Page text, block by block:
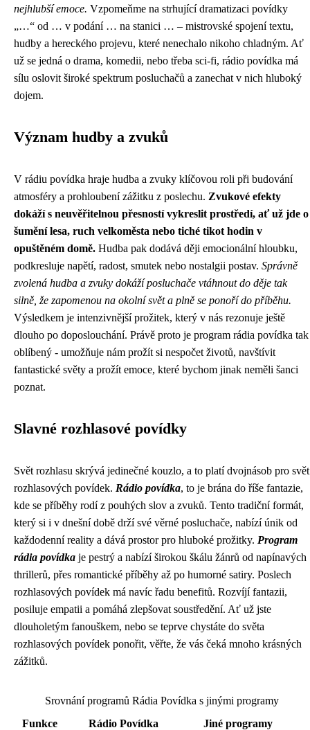
nejhlubší emoce. Vzpomeňme na strhující dramatizaci povídky
„…“ od … v podání … na stanici … – mistrovské spojení textu,
hudby a hereckého projevu, které nenechalo nikoho chladným. Ať
už se jedná o drama, komedii, nebo třeba sci-fi, rádio povídka má
sílu oslovit široké spektrum posluchačů a zanechat v nich hluboký
dojem.
Význam hudby a zvuků
V rádiu povídka hraje hudba a zvuky klíčovou roli při budování
atmosféry a prohloubení zážitku z poslechu. Zvukové efekty
dokáží s neuvěřitelnou přesností vykreslit prostředí, ať už jde o
šumění lesa, ruch velkoměsta nebo tiché tikot hodin v
opuštěném domě. Hudba pak dodává ději emocionální hloubku,
podkresluje napětí, radost, smutek nebo nostalgii postav. Správně
zvolená hudba a zvuky dokáží posluchače vtáhnout do děje tak
silně, že zapomenou na okolní svět a plně se ponoří do příběhu.
Výsledkem je intenzivnější prožitek, který v nás rezonuje ještě
dlouho po doposlouchání. Právě proto je program rádia povídka tak
oblíbený - umožňuje nám prožít si nespočet životů, navštívit
fantastické světy a prožít emoce, které bychom jinak neměli šanci
poznat.
Slavné rozhlasové povídky
Svět rozhlasu skrývá jedinečné kouzlo, a to platí dvojnásob pro svět
rozhlasových povídek. Rádio povídka, to je brána do říše fantazie,
kde se příběhy rodí z pouhých slov a zvuků. Tento tradiční formát,
který si i v dnešní době drží své věrné posluchače, nabízí únik od
každodenní reality a dává prostor pro hluboké prožitky. Program
rádia povídka je pestrý a nabízí širokou škálu žánrů od napínavých
thrillerů, přes romantické příběhy až po humorné satiry. Poslech
rozhlasových povídek má navíc řadu benefitů. Rozvíjí fantazii,
posiluje empatii a pomáhá zlepšovat soustředění. Ať už jste
dlouholetým fanouškem, nebo se teprve chystáte do světa
rozhlasových povídek ponořit, věřte, že vás čeká mnoho krásných
zážitků.
Srovnání programů Rádia Povídka s jinými programy
Funkce
Rádio Povídka Jiné programy